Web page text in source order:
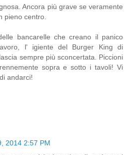
Ancora più grave se veramente
pieno centro.
bancarelle che creano il panico
l' igiente del Burger King di
sempre più sconcertata. Piccioni
sopra e sotto i tavoli! Vi
andarci!
2014 2:57 PM